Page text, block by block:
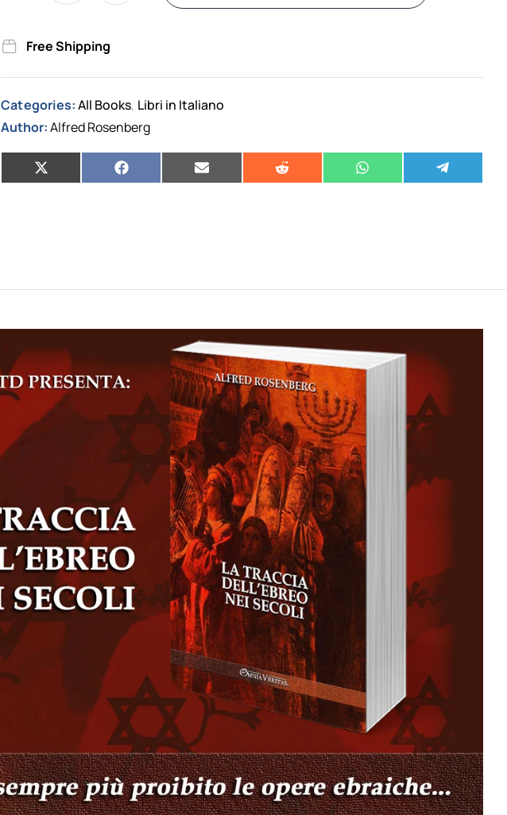
Free Shipping
Categories: All Books, Libri in Italiano
Author:Alfred Rosenberg